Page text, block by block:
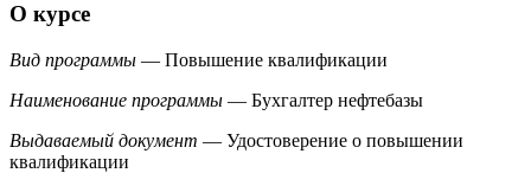
О курсе
Вид программы — Повышение квалификации
Наименование программы — Бухгалтер нефтебазы
Выдаваемый документ — Удостоверение о повышении
квалификации